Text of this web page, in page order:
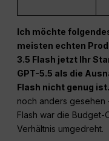
Ich möchte
meisten echten
3.5 Flash jetzt Ihr
GPT-5.5 als die
Flash nicht genug ist.
noch anders gesehen
Flash war die Budget-
Verhältnis umgedreht.